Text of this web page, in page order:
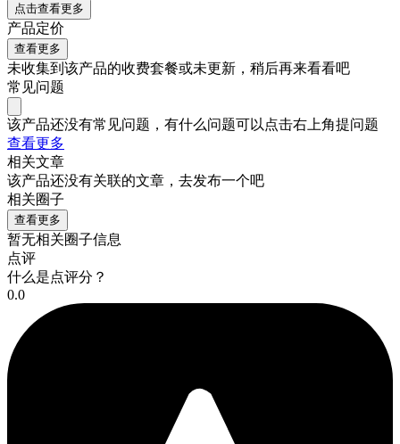
点击查看更多
产品定价
查看更多
未收集到该产品的收费套餐或未更新，稍后再来看看吧
常见问题
该产品还没有常见问题，有什么问题可以点击右上角提问题
查看更多
相关文章
该产品还没有关联的文章，去发布一个吧
相关圈子
查看更多
暂无相关圈子信息
点评
什么是点评分？
0.0